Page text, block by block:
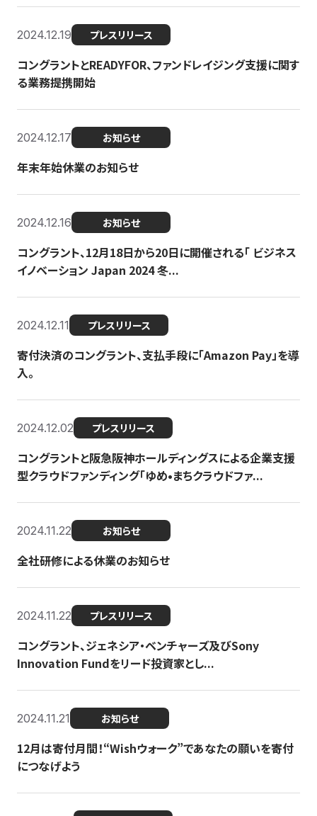
2024.12.19 プレスリリース
コングラントとREADYFOR、ファンドレイジング支援に関す
る業務提携開始
2024.12.17 お知らせ
年末年始休業のお知らせ
2024.12.16 お知らせ
コングラント、12月18日から20日に開催される「 ビジネス
イノベーション Japan 2024 冬...
2024.12.11 プレスリリース
寄付決済のコングラント、支払手段に「Amazon Pay」を導
入。
2024.12.02 プレスリリース
コングラントと阪急阪神ホールディングスによる企業支援
型クラウドファンディング「ゆめ•まちクラウドファ...
2024.11.22 お知らせ
全社研修による休業のお知らせ
2024.11.22 プレスリリース
コングラント、ジェネシア・ベンチャーズ及びSony
Innovation Fundをリード投資家とし...
2024.11.21 お知らせ
12月は寄付月間！“Wishウォーク”であなたの願いを寄付
につなげよう